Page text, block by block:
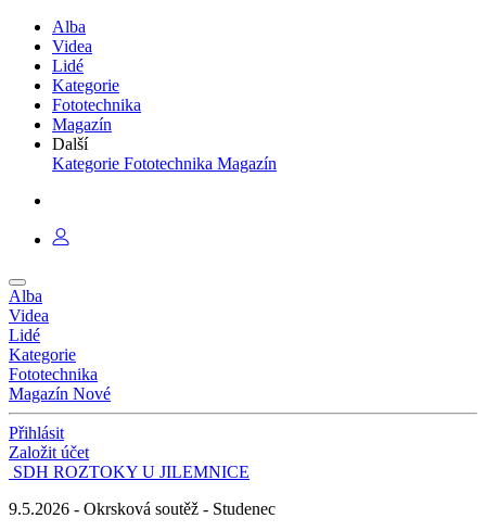
Alba
Videa
Lidé
Kategorie
Fototechnika
Magazín
Další
Kategorie Fototechnika Magazín
Alba
Videa
Lidé
Kategorie
Fototechnika
Magazín Nové
Přihlásit
Založit účet
SDH ROZTOKY U JILEMNICE
9.5.2026 - Okrsková soutěž - Studenec